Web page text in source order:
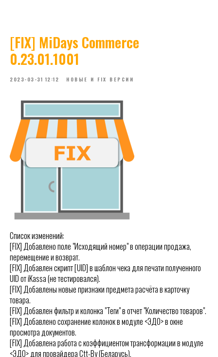
[FIX] MiDays Commerce
0.23.01.1001
2023-03-31 12:12 НОВЫЕ И FIX ВЕРСИИ
Список изменений:
[FIX] Добавлено поле "Исходящий номер" в операции продажа,
перемещение и возврат.
[FIX] Добавлен скрипт [UID] в шаблон чека для печати полученного
UID от iKassa (не тестировался).
[FIX] Добавлены новые признаки предмета расчёта в карточку
товара.
[FIX] Добавлен фильтр и колонка "Теги" в отчет "Количество товаров".
[FIX] Добавлено сохранение колонок в модуле <ЭДО> в окне
просмотра документов.
[FIX] Добавлена работа с коэффициентом трансформации в модуле
<ЭДО> для провайдера Ctt-By (Беларусь).